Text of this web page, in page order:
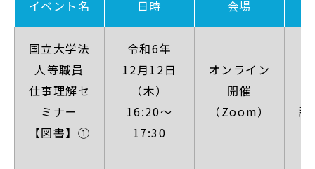
イベント名 日時 会場
国立大学法
人等職員
仕事理解セ
ミナー
【図書】①
令和6年
12月12日
（木）
16:20～
17:30
オンライン
開催
（Zoom）
詳